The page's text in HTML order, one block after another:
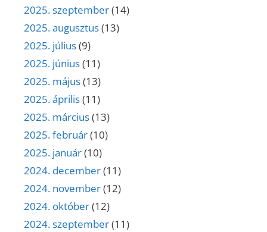
2025. szeptember(14)
2025. augusztus(13)
2025. július(9)
2025. június(11)
2025. május(13)
2025. április(11)
2025. március(13)
2025. február(10)
2025. január(10)
2024. december(11)
2024. november(12)
2024. október(12)
2024. szeptember(11)